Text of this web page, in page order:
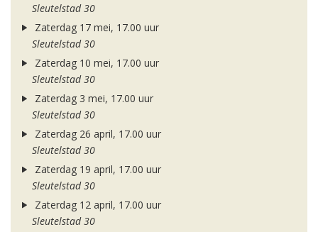
Sleutelstad 30
Zaterdag 17 mei, 17.00 uur
Sleutelstad 30
Zaterdag 10 mei, 17.00 uur
Sleutelstad 30
Zaterdag 3 mei, 17.00 uur
Sleutelstad 30
Zaterdag 26 april, 17.00 uur
Sleutelstad 30
Zaterdag 19 april, 17.00 uur
Sleutelstad 30
Zaterdag 12 april, 17.00 uur
Sleutelstad 30